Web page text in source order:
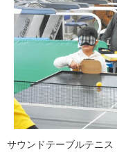
サウンドテーブルテニス